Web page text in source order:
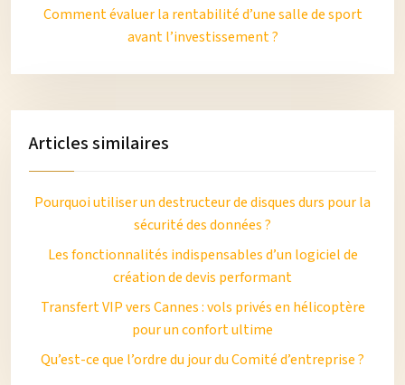
Comment évaluer la rentabilité d’une salle de sport
avant l’investissement ?
Articles similaires
Pourquoi utiliser un destructeur de disques durs pour la
sécurité des données ?
Les fonctionnalités indispensables d’un logiciel de
création de devis performant
Transfert VIP vers Cannes : vols privés en hélicoptère
pour un confort ultime
Qu’est-ce que l’ordre du jour du Comité d’entreprise ?